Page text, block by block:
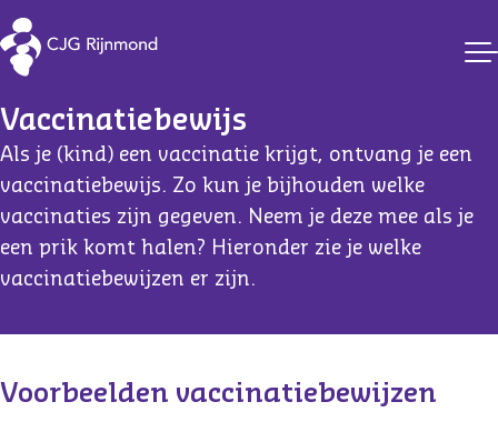
Vaccinaties CJG Rijnmond
Vaccinatiebewijs
Als je (kind) een vaccinatie krijgt, ontvang je een
vaccinatiebewijs. Zo kun je bijhouden welke
vaccinaties zijn gegeven. Neem je deze mee als je
een prik komt halen? Hieronder zie je welke
vaccinatiebewijzen er zijn.
Voorbeelden vaccinatiebewijzen